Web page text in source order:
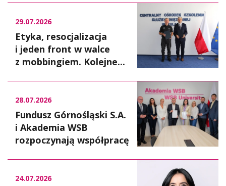
29.07.2026
Etyka, resocjalizacja
i jeden front w walce
z mobbingiem. Kolejne...
28.07.2026
Fundusz Górnośląski S.A.
i Akademia WSB
rozpoczynają współpracę
24.07.2026